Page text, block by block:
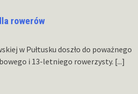
rowerów
w Pułtusku doszło do poważnego
i 13-letniego rowerzysty. [...]